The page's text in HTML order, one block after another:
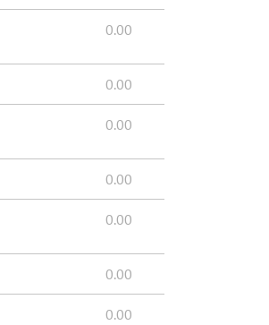
0.00
0.00
0.00
0.00
0.00
0.00
0.00